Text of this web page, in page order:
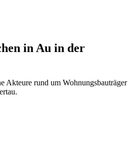
in Au in der
Akteure rund um Wohnungsbauträger